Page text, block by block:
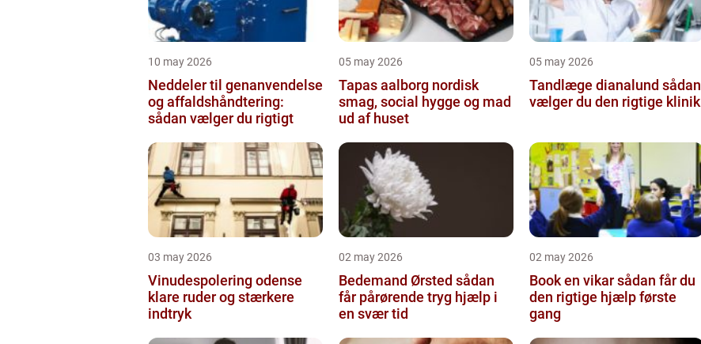
10 may 2026
Neddeler til genanvendelse
og affaldshåndtering:
sådan vælger du rigtigt
05 may 2026
Tapas aalborg nordisk
smag, social hygge og mad
ud af huset
05 may 2026
Tandlæge dianalund sådan
vælger du den rigtige klinik
03 may 2026
Vinudespolering odense
klare ruder og stærkere
indtryk
02 may 2026
Bedemand Ørsted sådan
får pårørende tryg hjælp i
en svær tid
02 may 2026
Book en vikar sådan får du
den rigtige hjælp første
gang